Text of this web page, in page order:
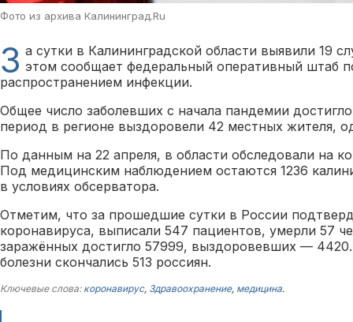
Фото из архива Калининград.Ru
З а сутки в Калининградской области выявили 19
этом сообщает федеральный оперативный штаб
распространением инфекции.
Общее число заболевших с начала пандемии достигло
период в регионе выздоровели 42 местных жителя,
По данным на 22 апреля, в области обследовали на
Под медицинским наблюдением остаются 1236
в условиях обсерватора.
Отметим, что за прошедшие сутки в России
коронавируса, выписали 547 пациентов, умерли 57
заражённых достигло 57999, выздоровевших —
болезни скончались 513 россиян.
Ключевые слова: коронавирус, Здравоохранение, медицина.